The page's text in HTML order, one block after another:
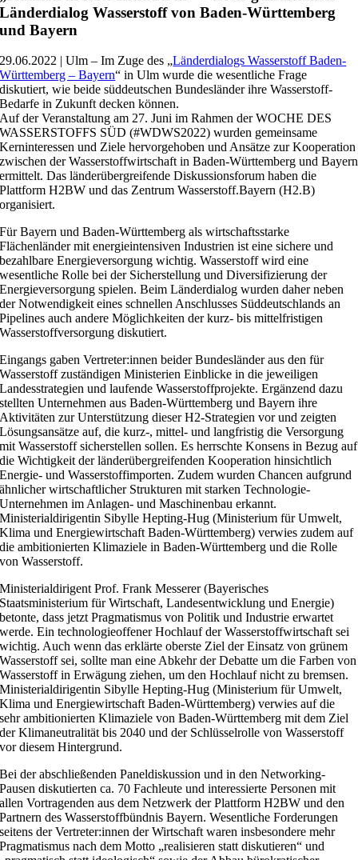
Länderdialog Wasserstoff von Baden-Württemberg
und Bayern
29.06.2022 | Ulm – Im Zuge des „Länderdialogs Wasserstoff Baden-
Württemberg – Bayern“ in Ulm wurde die wesentliche Frage
diskutiert, wie beide süddeutschen Bundesländer ihre Wasserstoff-
Bedarfe in Zukunft decken können.
Auf der Veranstaltung am 27. Juni im Rahmen der WOCHE DES
WASSERSTOFFS SÜD (#WDWS2022) wurden gemeinsame
Kerninteressen und Ziele hervorgehoben und Ansätze zur Kooperation
zwischen der Wasserstoffwirtschaft in Baden-Württemberg und Bayern
ermittelt. Das länderübergreifende Diskussionsforum haben die
Plattform H2BW und das Zentrum Wasserstoff.Bayern (H2.B)
organisiert.
Für Bayern und Baden-Württemberg als wirtschaftsstarke
Flächenländer mit energieintensiven Industrien ist eine sichere und
bezahlbare Energieversorgung wichtig. Wasserstoff wird eine
wesentliche Rolle bei der Sicherstellung und Diversifizierung der
Energieversorgung spielen. Beim Länderdialog wurden daher neben
der Notwendigkeit eines schnellen Anschlusses Süddeutschlands an
Pipelines auch andere Möglichkeiten der kurz- bis mittelfristigen
Wasserstoffversorgung diskutiert.
Eingangs gaben Vertreter:innen beider Bundesländer aus den für
Wasserstoff zuständigen Ministerien Einblicke in die jeweiligen
Landesstrategien und laufende Wasserstoffprojekte. Ergänzend dazu
stellten Unternehmen aus Baden-Württemberg und Bayern ihre
Aktivitäten zur Unterstützung dieser H2-Strategien vor und zeigten
Lösungsansätze auf, die kurz-, mittel- und langfristig die Versorgung
mit Wasserstoff sicherstellen sollen. Es herrschte Konsens in Bezug auf
die Wichtigkeit der länderübergreifenden Kooperation hinsichtlich
Energie- und Wasserstoffimporten. Zudem wurden Chancen aufgrund
ähnlicher wirtschaftlicher Strukturen mit starken Technologie-
Unternehmen im Anlagen- und Maschinenbau erkannt.
Ministerialdirigentin Sibylle Hepting-Hug (Ministerium für Umwelt,
Klima und Energiewirtschaft Baden-Württemberg) verwies zudem auf
die ambitionierten Klimaziele in Baden-Württemberg und die Rolle
von Wasserstoff.
Ministerialdirigent Prof. Frank Messerer (Bayerisches
Staatsministerium für Wirtschaft, Landesentwicklung und Energie)
betonte, dass jetzt Pragmatismus von Politik und Industrie erwartet
werde. Ein technologieoffener Hochlauf der Wasserstoffwirtschaft sei
wichtig. Auch wenn das erklärte oberste Ziel der Einsatz von grünem
Wasserstoff sei, sollte man eine Abkehr der Debatte um die Farben von
Wasserstoff in Erwägung ziehen, um den Hochlauf nicht zu bremsen.
Ministerialdirigentin Sibylle Hepting-Hug (Ministerium für Umwelt,
Klima und Energiewirtschaft Baden-Württemberg) verwies auf die
sehr ambitionierten Klimaziele von Baden-Württemberg mit dem Ziel
der Klimaneutralität bis 2040 und der Schlüsselrolle von Wasserstoff
vor diesem Hintergrund.
Bei der abschließenden Paneldiskussion und in den Networking-
Pausen diskutierten ca. 70 Fachleute und interessierte Personen mit
allen Vortragenden aus dem Netzwerk der Plattform H2BW und den
Partnern des Wasserstoffbündnis Bayern. Wesentliche Forderungen
seitens der Vertreter:innen der Wirtschaft waren insbesondere mehr
Pragmatismus nach dem Motto „realisieren statt diskutieren“ und